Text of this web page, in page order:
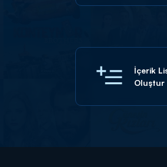
İçerik
Oluştur